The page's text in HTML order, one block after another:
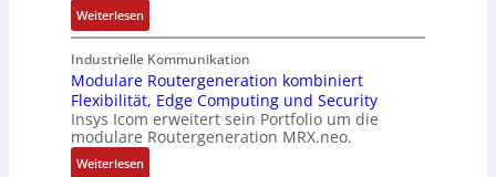
n
u
n
g
e
n
,
K
o
t
e
n
u
n
t
a
n
d
e
r
M
g
b
e
m
2
0
2
g
e
n
e
F
e
h
Weiterlesen:
A
m
-
b
a
s
Industrielle Kommunikation
Modulare Routergeneration kombiniert
Flexibilität, Edge Computing und Security
Insys Icom erweitert sein Portfolio um die
modulare Routergeneration MRX.neo.
Weiterlesen: